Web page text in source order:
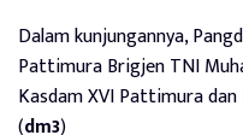
Dalam kunjungannya,
Pattimura Brigjen TNI
Kasdam XVI Pattimura
(dm3)